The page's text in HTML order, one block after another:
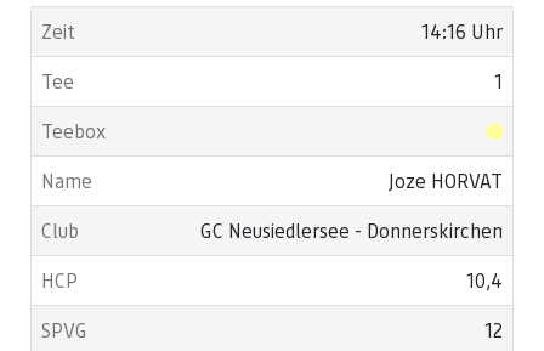
14:16 Uhr
1
Joze HORVAT
GC Neusiedlersee - Donnerskirchen
10,4
12